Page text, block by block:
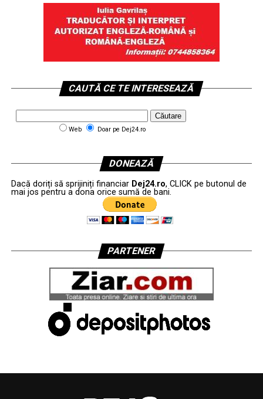
CAUTĂ CE TE INTERESEAZĂ
Web Doar pe Dej24.ro
DONEAZĂ
Dacă doriți să sprijiniți financiar Dej24.ro, CLICK pe butonul de
mai jos pentru a dona orice sumă de bani.
PARTENER